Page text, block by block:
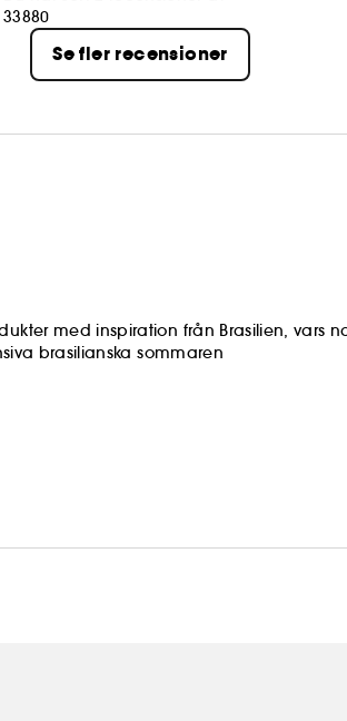
33880
Se fler recensioner
med inspiration från Brasilien, vars
brasilianska sommaren